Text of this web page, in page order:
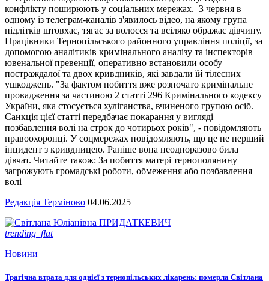
конфлікту поширюють у соціальних мережах. 3 червня в
одному із телеграм-каналів з'явилось відео, на якому група
підлітків штовхає, тягає за волосся та всіляко ображає дівчину.
Працівники Тернопільського районного управління поліції, за
допомогою аналітиків кримінального аналізу та інспекторів
ювенальної превенції, оперативно встановили особу
постраждалої та двох кривдників, які завдали їй тілесних
ушкоджень. "За фактом побиття вже розпочато кримінальне
провадження за частиною 2 статті 296 Кримінального кодексу
України, яка стосується хуліганства, вчиненого групою осіб.
Санкція цієї статті передбачає покарання у вигляді
позбавлення волі на строк до чотирьох років", - повідомляють
правоохоронці. У соцмережах повідомляють, що це не перший
інцидент з кривдницею. Раніше вона неодноразово била
дівчат. Читайте також: За побиття матері тернополянину
загрожують громадські роботи, обмеження або позбавлення
волі
Редакція Терміново 04.06.2025
trending_flat
Новини
Трагічна втрата для однієї з тернопільських лікарень: померла Світлана